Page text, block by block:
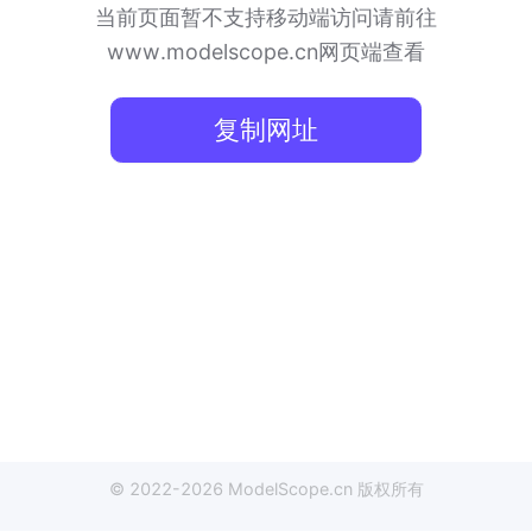
当前页面暂不支持移动端访问请前往
www.modelscope.cn网页端查看
复制网址
© 2022-2026 ModelScope.cn 版权所有